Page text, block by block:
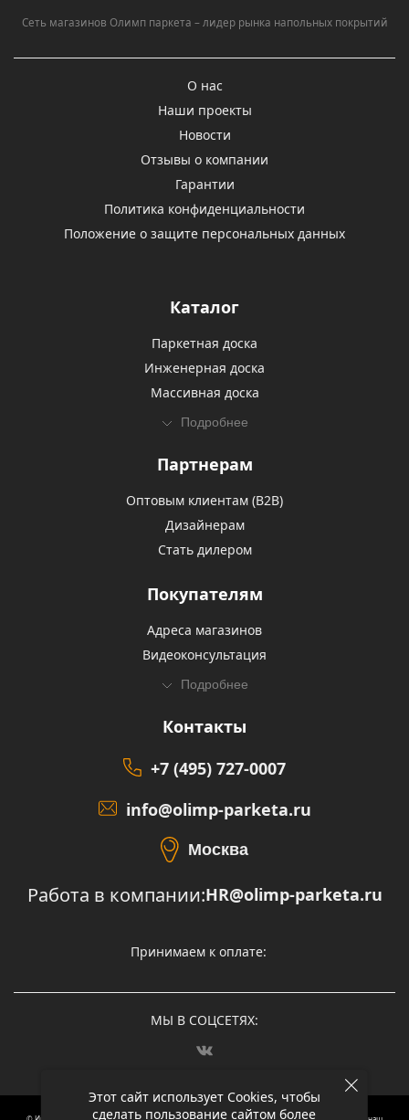
Этот сайт использует Cookies, чтобы
сделать пользование сайтом более
Сеть магазинов Олимп паркета – лидер рынка напольных покрытий
О нас
Наши проекты
Новости
Отзывы о компании
Гарантии
Политика конфиденциальности
Положение о защите персональных данных
Каталог
Паркетная доска
Инженерная доска
Массивная доска
Подробнее
Партнерам
Оптовым клиентам (В2В)
Дизайнерам
Стать дилером
Покупателям
Адреса магазинов
Видеоконсультация
Подробнее
Контакты
+7 (495) 727-0007
info@olimp-parketa.ru
Москва
Работа в компании:HR@olimp-parketa.ru
Принимаем к оплате:
МЫ В СОЦСЕТЯХ: